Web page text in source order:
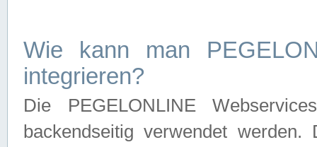
Wie kann man
integrieren?
Die PEGELONLINE
backendseitig verwendet